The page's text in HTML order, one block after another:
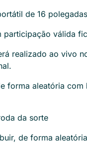
de 16 polegadas
participação válida
realizado ao vivo
forma aleatória
da sorte
de forma